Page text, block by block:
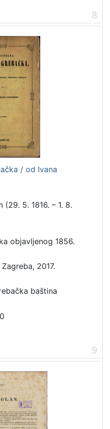
8
/ od Ivana
(29. 5. 1816. – 1. 8.
objavljenog 1856.
2017.
baština
9